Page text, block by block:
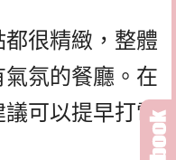
很精緻，整體
氛的餐廳。在
可以提早打電